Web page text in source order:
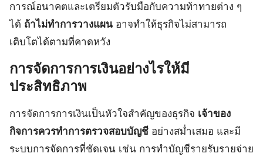
การณ์อนาคตและเตรียมตัวรับมือกับความท้าทายต่าง ๆ
ได้ ถ้าไม่ทำการวางแผน อาจทำให้ธุรกิจไม่สามารถ
เติบโตได้ตามที่คาดหวัง
การจัดการการเงินอย่างไรให้มี
ประสิทธิภาพ
การจัดการการเงินเป็นหัวใจสำคัญของธุรกิจ เจ้าของ
กิจการควรทำการตรวจสอบบัญชี อย่างสม่ำเสมอ และมี
ระบบการจัดการที่ชัดเจน เช่น การทำบัญชีรายรับรายจ่าย